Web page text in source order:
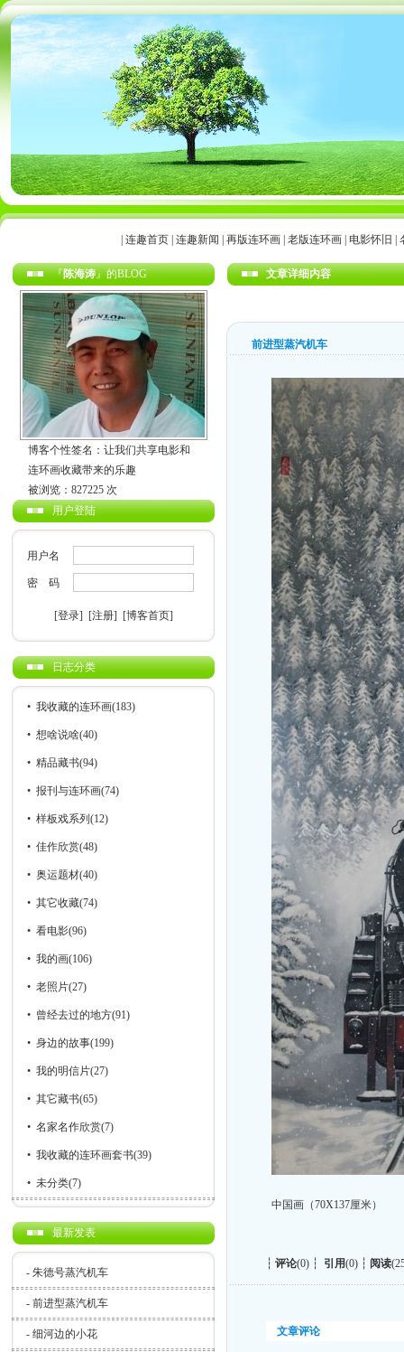
连趣首页| 连趣新闻 再版连环画| 老版连环画| 电影怀旧
『陈海涛』的BLOG
博客个性签名：让我们共享电影和
连环画收藏带来的乐趣
被浏览：827225 次
用户登陆
用户名
密 码
[登录] [注册] [博客首页]
日志分类
• 我收藏的连环画(183)
• 想啥说啥(40)
• 精品藏书(94)
• 报刊与连环画(74)
• 样板戏系列 (12)
• 佳作欣赏(48)
• 奥运题材(40)
• 其它收藏(74)
• 看电影(96)
• 我的画(106)
• 老照片(27)
• 曾经去过的地方(91)
• 身边的故事(199)
• 我的明信片(27)
• 其它藏书(65)
• 名家名作欣赏(7)
• 我收藏的连环画套书(39)
• 未分类(7)
最新发表
- 朱德号蒸汽机车
- 前进型蒸汽机车
- 细河边的小花
文章详细内容
前进型蒸汽机车
中国画（70X137厘米）
┆ 评论(0) ┆ 引用(0) ┆ 阅读
文章评论